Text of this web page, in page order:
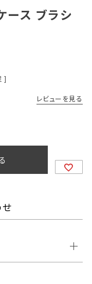
ース ブラシ
]
レビューを見る